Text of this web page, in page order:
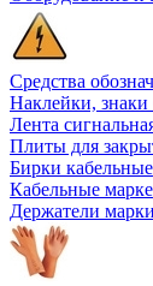
Средства
Наклейки, знаки
Лента
Плиты для
Бирки кабельные
Кабельные
Держатели